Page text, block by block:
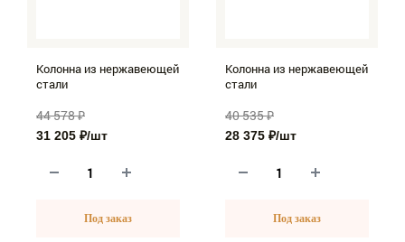
Колонна из нержавеющей
стали
44 578 ₽
31 205 ₽/шт
Под заказ
Колонна из нержавеющей
стали
40 535 ₽
28 375 ₽/шт
Под заказ